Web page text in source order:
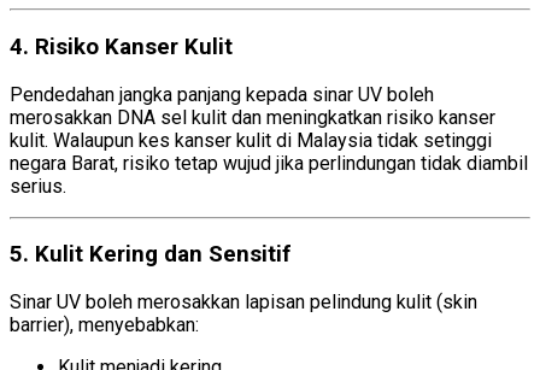
4. Risiko Kanser Kulit
Pendedahan jangka panjang kepada sinar UV boleh
merosakkan DNA sel kulit dan meningkatkan risiko kanser
kulit. Walaupun kes kanser kulit di Malaysia tidak setinggi
negara Barat, risiko tetap wujud jika perlindungan tidak diambil
serius.
5. Kulit Kering dan Sensitif
Sinar UV boleh merosakkan lapisan pelindung kulit (skin
barrier), menyebabkan: